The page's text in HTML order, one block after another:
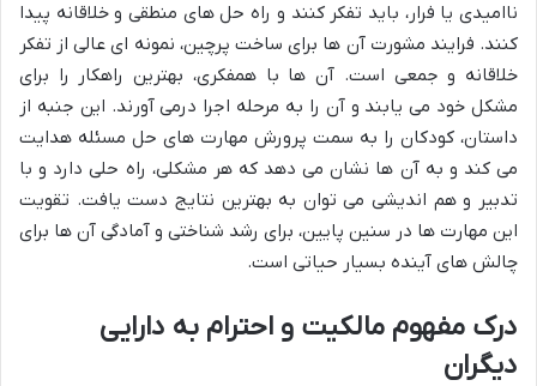
ناامیدی یا فرار، باید تفکر کنند و راه حل های منطقی و خلاقانه پیدا
کنند. فرایند مشورت آن ها برای ساخت پرچین، نمونه ای عالی از تفکر
خلاقانه و جمعی است. آن ها با همفکری، بهترین راهکار را برای
مشکل خود می یابند و آن را به مرحله اجرا درمی آورند. این جنبه از
داستان، کودکان را به سمت پرورش مهارت های حل مسئله هدایت
می کند و به آن ها نشان می دهد که هر مشکلی، راه حلی دارد و با
تدبیر و هم اندیشی می توان به بهترین نتایج دست یافت. تقویت
این مهارت ها در سنین پایین، برای رشد شناختی و آمادگی آن ها برای
چالش های آینده بسیار حیاتی است.
درک مفهوم مالکیت و احترام به دارایی
دیگران